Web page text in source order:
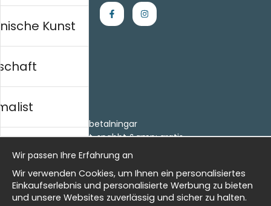
Einkaufen
Villkor
- Returer och återbetalningar
- Leverans - enkelt, snabbt &amp; gratis
Om cookies
Meine Favoriten
Information
Kunst
history
Wir passen Ihre Erfahrung an
Wir verwenden Cookies, um Ihnen ein personalisiertes
Einkaufserlebnis und personalisierte Werbung zu bieten
und unsere Websites zuverlässig und sicher zu halten.